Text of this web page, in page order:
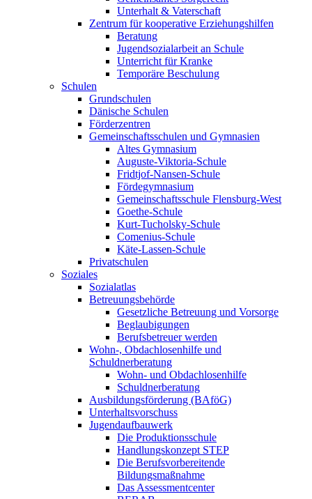
Unterhalt & Vaterschaft
Zentrum für kooperative Erziehungshilfen
Beratung
Jugendsozialarbeit an Schule
Unterricht für Kranke
Temporäre Beschulung
Schulen
Grundschulen
Dänische Schulen
Förderzentren
Gemeinschaftsschulen und Gymnasien
Altes Gymnasium
Auguste-Viktoria-Schule
Fridtjof-Nansen-Schule
Fördegymnasium
Gemeinschaftsschule Flensburg-West
Goethe-Schule
Kurt-Tucholsky-Schule
Comenius-Schule
Käte-Lassen-Schule
Privatschulen
Soziales
Sozialatlas
Betreuungsbehörde
Gesetzliche Betreuung und Vorsorge
Beglaubigungen
Berufsbetreuer werden
Wohn-, Obdachlosenhilfe und
Schuldnerberatung
Wohn- und Obdachlosenhilfe
Schuldnerberatung
Ausbildungsförderung (BAföG)
Unterhaltsvorschuss
Jugendaufbauwerk
Die Produktionsschule
Handlungskonzept STEP
Die Berufsvorbereitende
Bildungsmaßnahme
Das Assessmentcenter